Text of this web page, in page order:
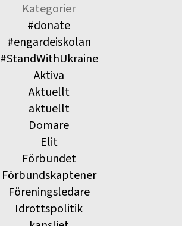
Kategorier
#donate
#engardeiskolan
#StandWithUkraine
Aktiva
Aktuellt
aktuellt
Domare
Elit
Förbundet
Förbundskaptener
Föreningsledare
Idrottspolitik